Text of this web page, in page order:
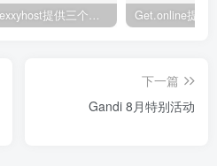
nexxyhost提供三个月免费主机
下一篇
Gandi 8月特别活动